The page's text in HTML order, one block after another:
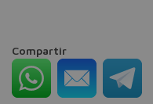
Compartir